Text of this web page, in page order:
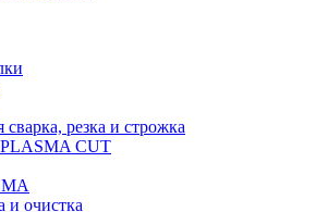
резка и строжка
CUT
и очистка